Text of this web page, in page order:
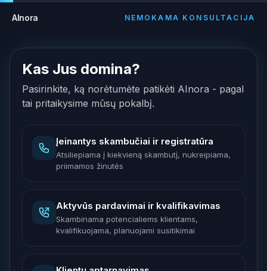
AInora NEMOKAMA KONSULTACIJA
Kas Jus domina?
Pasirinkite, ką norėtumėte patikėti AInora - pagal
tai pritaikysime mūsų pokalbį.
Įeinantys skambučiai ir registratūra
Atsiliepiama į kiekvieną skambutį, nukreipiama,
priimamos žinutės
Aktyvūs pardavimai ir kvalifikavimas
Skambinama potencialiems klientams,
kvalifikuojama, planuojami susitikimai